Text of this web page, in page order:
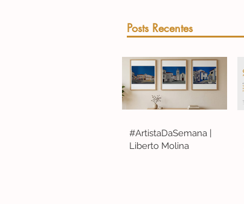
Posts Recentes
#ArtistaDaSemana |
Liberto Molina